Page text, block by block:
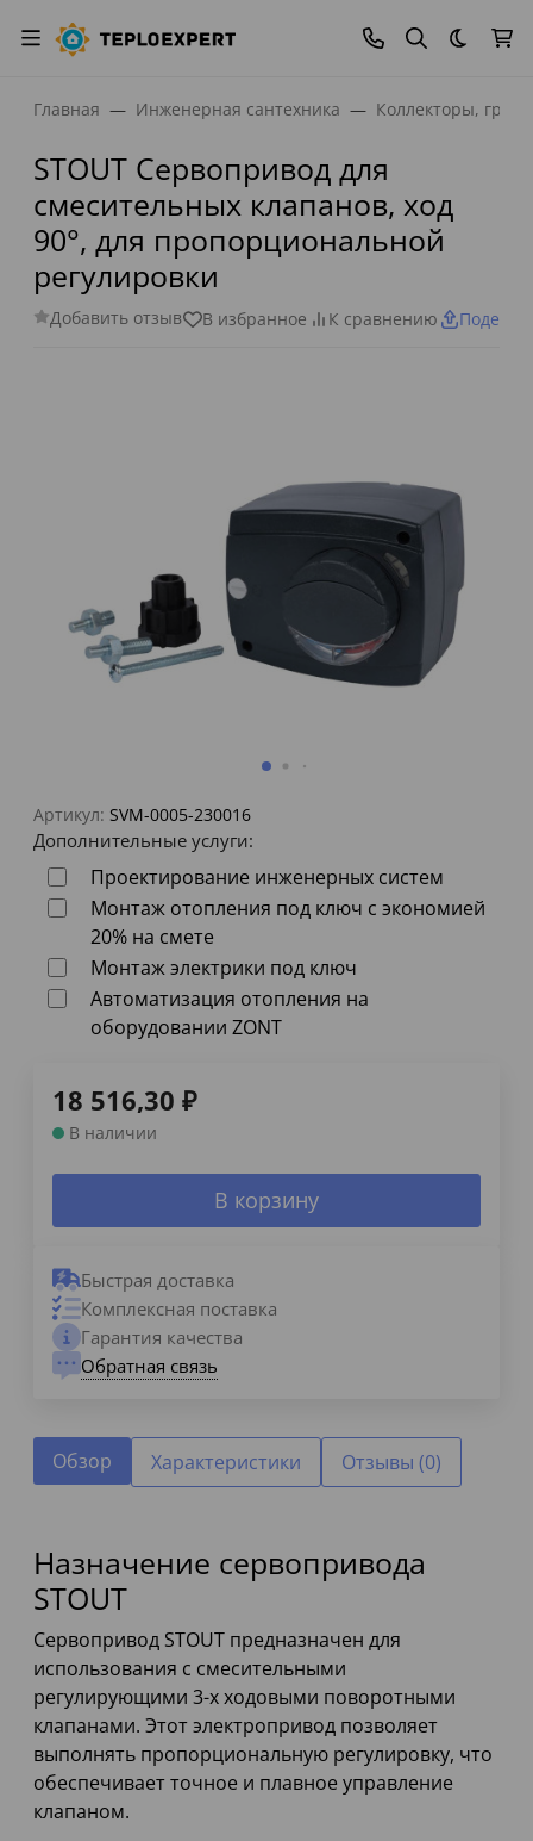
Темная
Главная Инженерная сантехника Коллекторы,
STOUT Сервопривод для
смесительных клапанов, ход
90°, для пропорциональной
регулировки
Добавить отзыв В избранное К сравнению
Артикул: SVM-0005-230016
Дополнительные услуги:
Проектирование инженерных систем
Монтаж отопления под ключ с экономией
20% на смете
Монтаж электрики под ключ
Автоматизация отопления на
оборудовании ZONT
18 516,30 ₽
В наличии
В корзину
Быстрая доставка
Комплексная поставка
Гарантия качества
Обратная связь
Обзор Характеристики Отзывы (0)
Назначение сервопривода
STOUT
Сервопривод STOUT предназначен для
использования с смесительными
регулирующими 3-х ходовыми поворотными
клапанами. Этот электропривод позволяет
выполнять пропорциональную регулировку, что
обеспечивает точное и плавное управление
клапаном.